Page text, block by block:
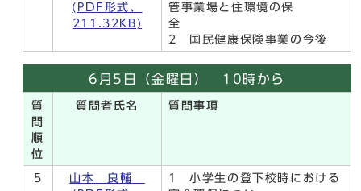
(PDF形式、
211.32KB)
管事業場と住環境の保
全
2 国民健康保険事業の今後
6月5日（金曜日） 10時から
質
問
順
位
質問者氏名 質問事項
5
山本 良輔
1 小学生の登下校時における